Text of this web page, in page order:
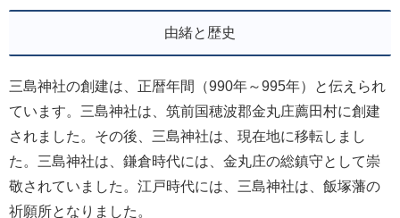
由緒と歴史
三島神社の創建は、正暦年間（990年～995年）と伝えられ
ています。三島神社は、筑前国穂波郡金丸庄薦田村に創建
されました。その後、三島神社は、現在地に移転しまし
た。三島神社は、鎌倉時代には、金丸庄の総鎮守として崇
敬されていました。江戸時代には、三島神社は、飯塚藩の
祈願所となりました。